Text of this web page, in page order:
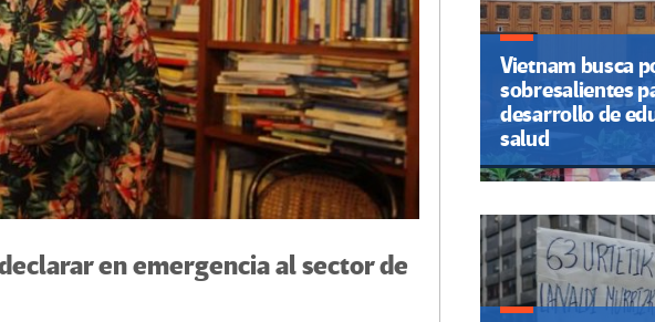
en emergencia al sector de
Vietnam busca
sobresalientes
desarrollo de
salud